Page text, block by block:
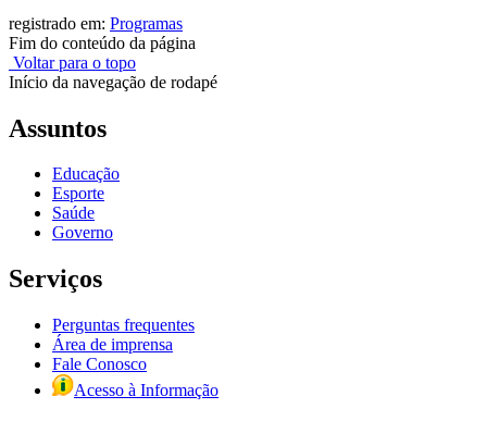
registrado em: Programas
Fim do conteúdo da página
Voltar para o topo
Início da navegação de rodapé
Assuntos
Educação
Esporte
Saúde
Governo
Serviços
Perguntas frequentes
Área de imprensa
Fale Conosco
Acesso à Informação